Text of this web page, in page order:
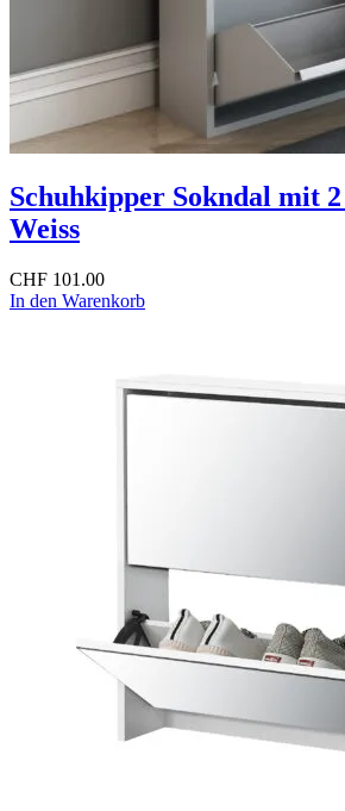
Schuhkipper Sokndal mit
Weiss
CHF 101.00
In den Warenkorb